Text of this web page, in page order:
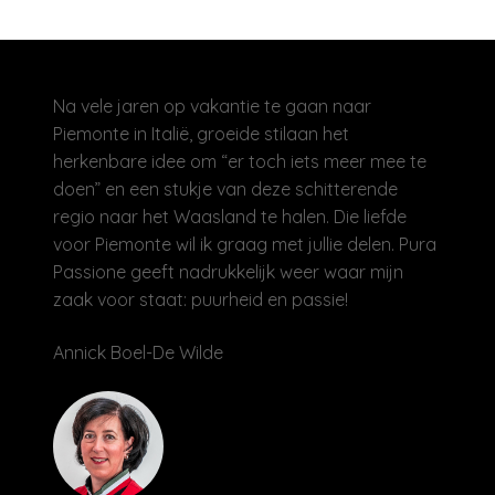
Antipasti | Sauzen
Pasta | Bloem
Koffie | Dolci
Na vele jaren op vakantie te gaan naar
Piemonte in Italië, groeide stilaan het
herkenbare idee om “er toch iets meer mee te
doen” en een stukje van deze schitterende
regio naar het Waasland te halen. Die liefde
voor Piemonte wil ik graag met jullie delen. Pura
Passione geeft nadrukkelijk weer waar mijn
zaak voor staat: puurheid en passie!
Annick Boel-De Wilde